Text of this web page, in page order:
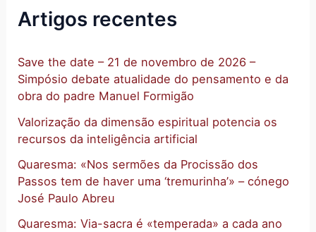
Artigos recentes
Save the date – 21 de novembro de 2026 –
Simpósio debate atualidade do pensamento e da
obra do padre Manuel Formigão
Valorização da dimensão espiritual potencia os
recursos da inteligência artificial
Quaresma: «Nos sermões da Procissão dos
Passos tem de haver uma ‘tremurinha’» – cónego
José Paulo Abreu
Quaresma: Via-sacra é «temperada» a cada ano